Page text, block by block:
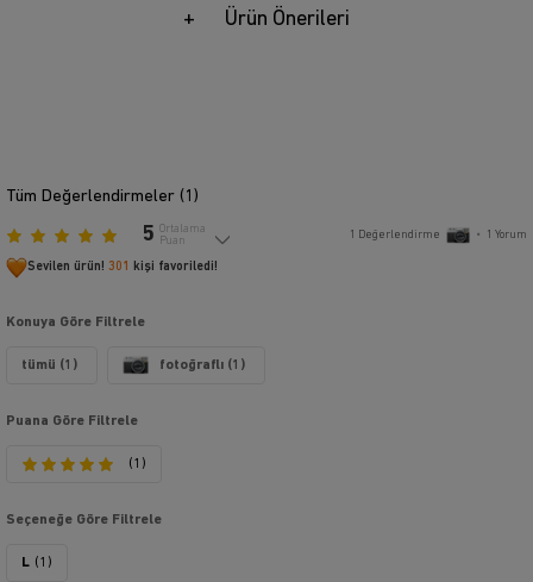
Ürün Önerileri
Tüm Değerlendirmeler ( 1 )
5 Ortalama
Puan
1 Değerlendirme • 1 Yorum
Sevilen ürün! 301 kişi favoriledi!
Konuya Göre Filtrele
tümü (1) fotoğraflı (1)
Puana Göre Filtrele
(1)
Seçeneğe Göre Filtrele
L (1)